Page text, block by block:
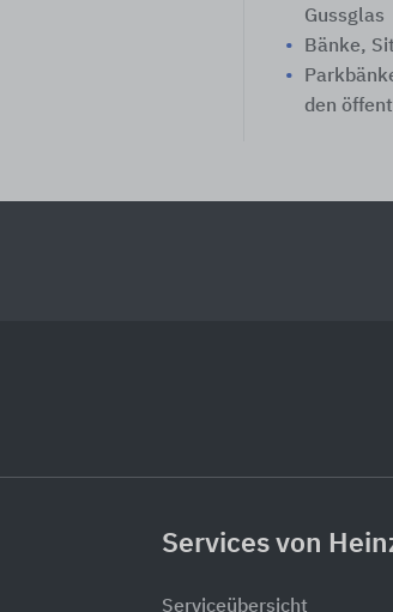
Gussglas
Bänke,
den
Services von
Serviceübersicht